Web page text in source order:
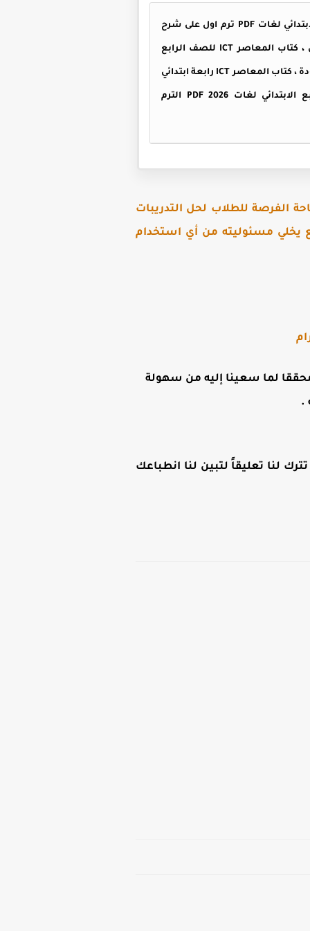
تحميل كتاب المعاصر ICT للصف الرابع الابتدائي لغات PDF 2026 ، يحتوي كتاب المعاصر ICT للصف الرابع الابتدائي لغات PDF ترم اول على شرح
منهج ICT للصف الرابع الابتدائى الترم الاول 2026 ، وذلك طبقا لـ كتاب ICT للصف الرابع الابتدائي الترم الاول ، كتاب المعاصر ICT للصف الرابع
الابتدائي الترم الاول كامل بنسخته الأصلية ، كتاب المعاصر ICT الصف الرابع الابتدائي الترم الاول منسق بأعلى جودة ، كتاب المعاصر ICT رابعة ابتدائي
ترم اول جاهز للطباعة وكذلك المذاكرة على الكمبيوتر والموبايل ، تحميل كتاب المعاصر ICT للصف الرابع الابتدائي لغات PDF 2026 الترم
الفرصة للطلاب لحل التدريبات
يخلي مسئوليته من أي استخدام
محققا لما سعينا إليه من سهولة
.
لنا تعليقاً لتبين لنا انطباعك